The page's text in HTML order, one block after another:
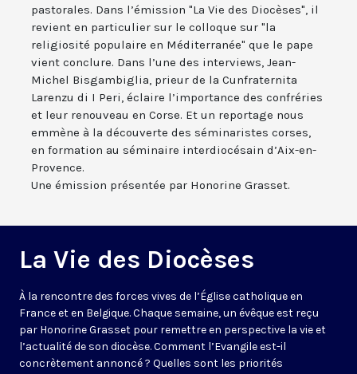
pastorales. Dans l’émission "La Vie des Diocèses", il
revient en particulier sur le colloque sur "la
religiosité populaire en Méditerranée" que le pape
vient conclure. Dans l’une des interviews, Jean-
Michel Bisgambiglia, prieur de la Cunfraternita
Larenzu di I Peri, éclaire l’importance des confréries
et leur renouveau en Corse. Et un reportage nous
emmène à la découverte des séminaristes corses,
en formation au séminaire interdiocésain d’Aix-en-
Provence.
Une émission présentée par Honorine Grasset.
La Vie des Diocèses
À la rencontre des forces vives de l’Église catholique en
France et en Belgique. Chaque semaine, un évêque est reçu
par Honorine Grasset pour remettre en perspective la vie et
l’actualité de son diocèse. Comment l’Evangile est-il
concrètement annoncé ? Quelles sont les priorités